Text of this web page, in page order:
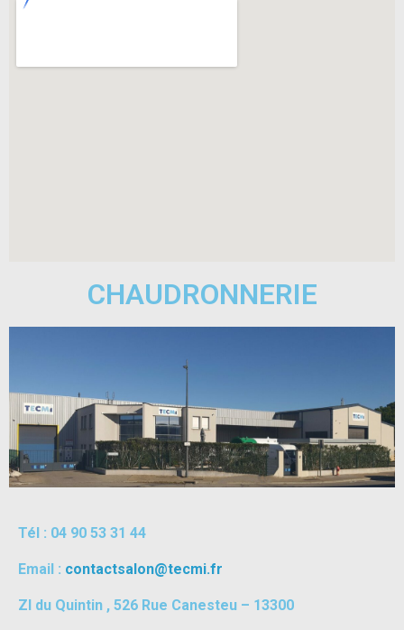
CHAUDRONNERIE
Tél : 04 90 53 31 44
Email : contactsalon@tecmi.fr
ZI du Quintin , 526 Rue Canesteu – 13300